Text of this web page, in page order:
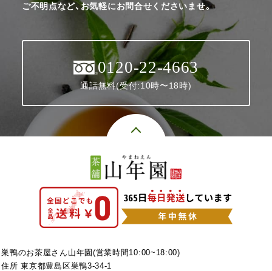
ご不明点など、お気軽にお問合せくださいませ。
0120-22-4663
通話無料(受付:10時〜18時)
巣鴨のお茶屋さん山年園(営業時間10:00~18:00)
住所 東京都豊島区巣鴨3-34-1